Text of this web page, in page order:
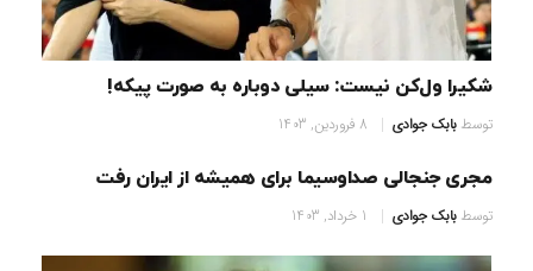
شکیرا ول‌کن نیست: سیلی دوباره به صورت پیکه!‏
توسطبابک جوادی 8 فروردین, 1403
مجری جنجالی صداوسیما برای همیشه از ایران رفت
توسطبابک جوادی 1 خرداد, 1403